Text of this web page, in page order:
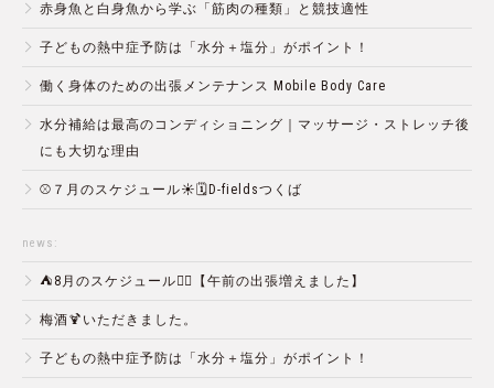
赤身魚と白身魚から学ぶ「筋肉の種類」と競技適性
子どもの熱中症予防は「水分＋塩分」がポイント！
働く身体のための出張メンテナンス Mobile Body Care
水分補給は最高のコンディショニング｜マッサージ・ストレッチ後
にも大切な理由
⚾️７月のスケジュール☀️🗓D-fieldsつくば
news:
⛺️8月のスケジュール🏄‍♂️【午前の出張増えました】
梅酒🍹いただきました。
子どもの熱中症予防は「水分＋塩分」がポイント！